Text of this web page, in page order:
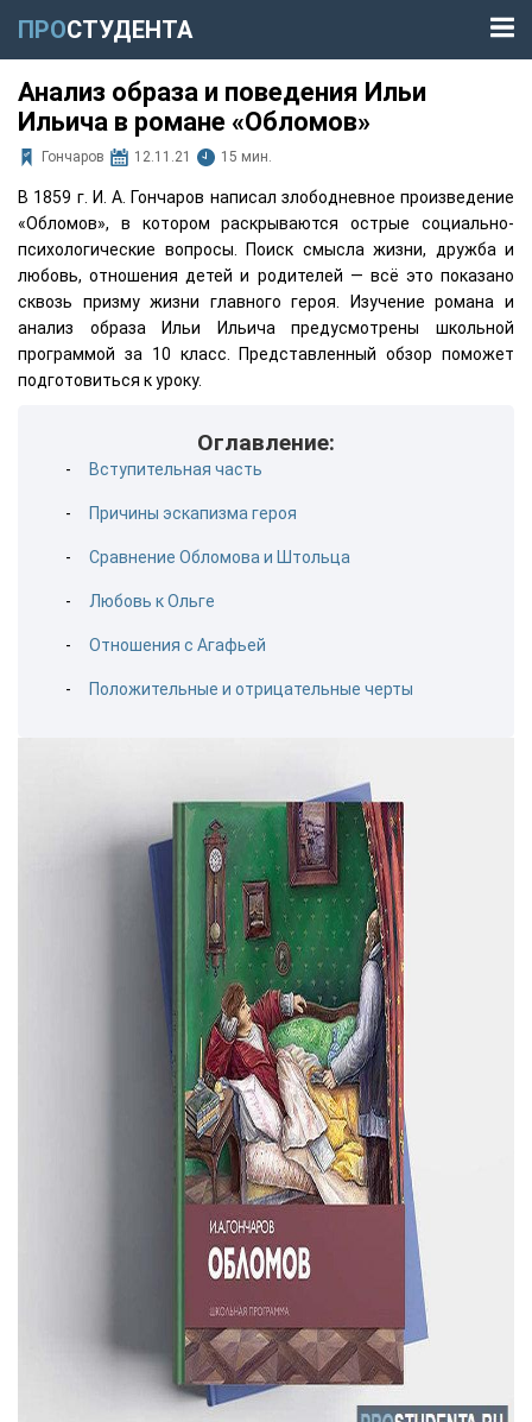
ПРОСТУДЕНТА
Анализ образа и поведения Ильи
Ильича в романе «Обломов»
Гончаров 12.11.21 15 мин.
В 1859 г. И. А. Гончаров написал злободневное произведение
«Обломов», в котором раскрываются острые социально-
психологические вопросы. Поиск смысла жизни, дружба и
любовь, отношения детей и родителей — всё это показано
сквозь призму жизни главного героя. Изучение романа и
анализ образа Ильи Ильича предусмотрены школьной
программой за 10 класс. Представленный обзор поможет
подготовиться к уроку.
Оглавление:
Вступительная часть
Причины эскапизма героя
Сравнение Обломова и Штольца
Любовь к Ольге
Отношения с Агафьей
Положительные и отрицательные черты